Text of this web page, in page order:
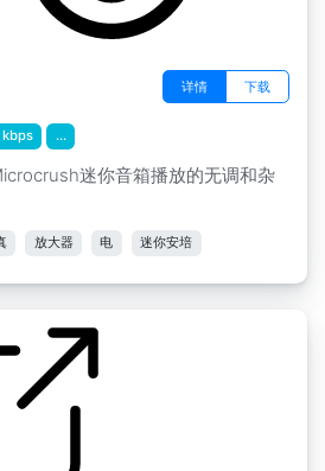
详情 下载
...
迷你音箱播放的无调和杂
放大器 电 迷你安培